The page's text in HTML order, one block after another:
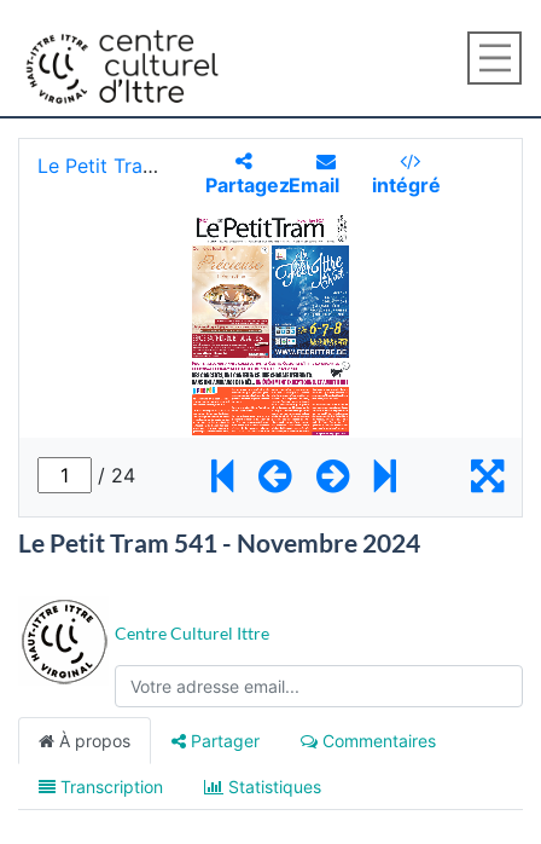
Le Petit Tram 541 - Novembre 2024
Centre Culturel Ittre
À propos Partager Commentaires
Transcription Statistiques